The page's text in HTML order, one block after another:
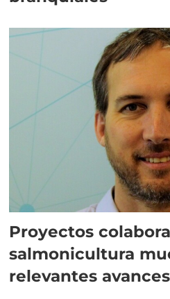
Proyectos
salmonicultura
relevantes avances